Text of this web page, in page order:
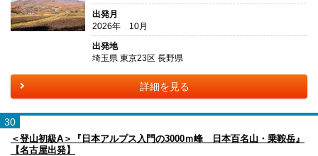
出発月
2026年 10月
出発地
埼玉県 東京23区 長野県
詳細を見る
30
＜登山初級A＞『日本アルプス入門の3000ｍ峰 日本百名山・乗鞍岳』
【名古屋出発】